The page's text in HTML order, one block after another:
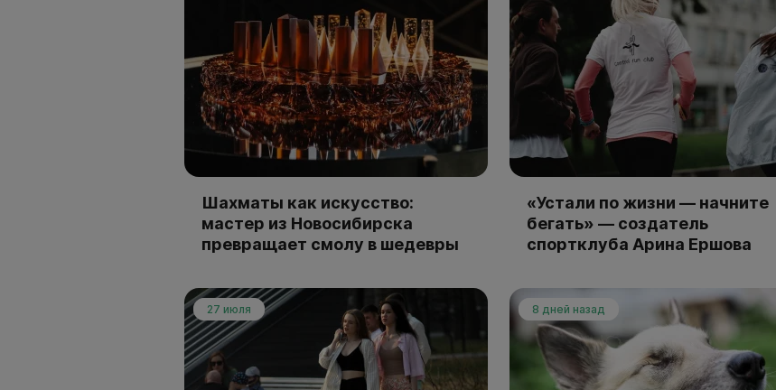
Шахматы как искусство:
мастер из Новосибирска
превращает смолу в шедевры
«Устали по жизни — начните
бегать» — создатель
спортклуба Арина Ершова
27 июля 8 дней назад